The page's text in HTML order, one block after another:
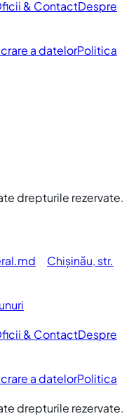
& ContactDespre
a datelorPolitica
drepturile rezervate.
Chișinău, str.
& ContactDespre
a datelorPolitica
drepturile rezervate.